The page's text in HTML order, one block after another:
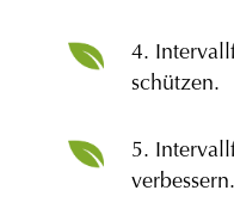
4.
schützen.
5.
verbessern.